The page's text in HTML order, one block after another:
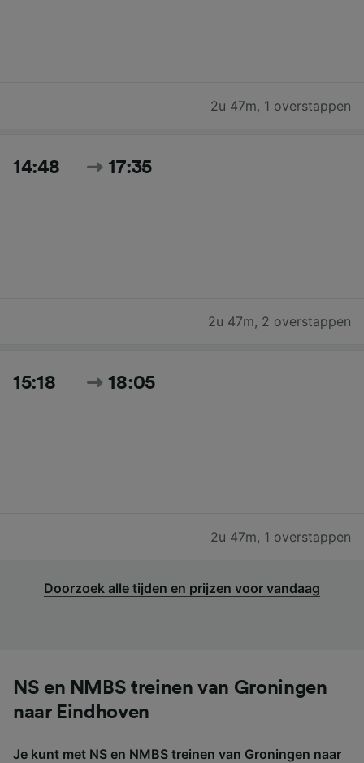
2u 47m, 1 overstappen
14:48 17:35
2u 47m, 2 overstappen
15:18 18:05
2u 47m, 1 overstappen
Doorzoek alle tijden en prijzen voor vandaag
NS en NMBS treinen van Groningen
naar Eindhoven
Je kunt met NS en NMBS treinen van Groningen naar